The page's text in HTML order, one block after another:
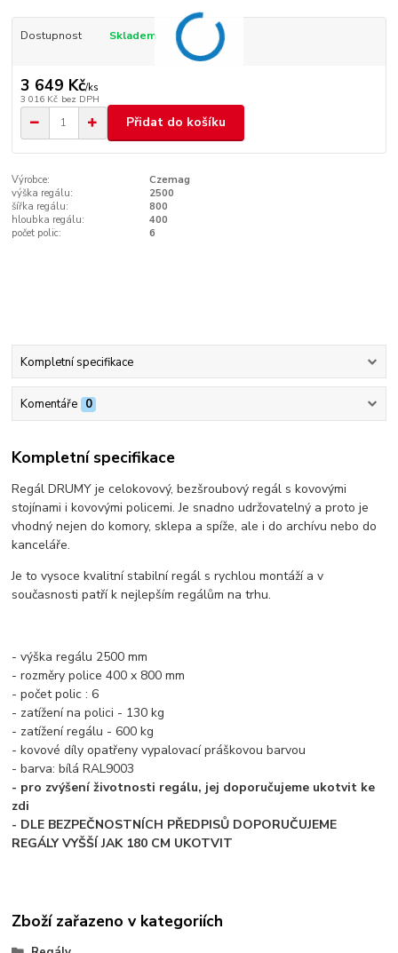
Dostupnost Skladem
3 649 Kč/ks
3 016 Kč bez DPH
Přidat do košíku
Výrobce:
Czemag
výška regálu:
2500
šířka regálu:
800
hloubka regálu:
400
počet polic:
6
Kompletní specifikace
Komentáře 0
Kompletní specifikace
Regál DRUMY je celokovový, bezšroubový regál s kovovými
stojínami i kovovými policemi. Je snadno udržovatelný a proto je
vhodný nejen do komory, sklepa a spíže, ale i do archívu nebo do
kanceláře.
Je to vysoce kvalitní stabilní regál s rychlou montáží a v
současnosti patří k nejlepším regálům na trhu.
- výška regálu 2500 mm
- rozměry police 400 x 800 mm
- počet polic : 6
- zatížení na polici - 130 kg
- zatížení regálu - 600 kg
- kovové díly opatřeny vypalovací práškovou barvou
- barva: bílá RAL9003
- pro zvýšení životnosti regálu, jej doporučujeme ukotvit ke
zdi
- DLE BEZPEČNOSTNÍCH PŘEDPISŮ DOPORUČUJEME
REGÁLY VYŠŠÍ JAK 180 CM UKOTVIT
Zboží zařazeno v kategoriích